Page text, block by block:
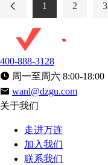
1 2 3
400-888-3128
周一至周六 8:00-18:00
wanl@dzgu.com
关于我们
走进万连
加入我们
联系我们